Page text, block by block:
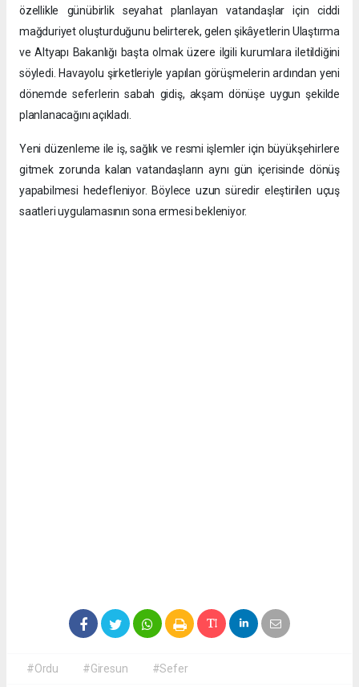
özellikle günübirlik seyahat planlayan vatandaşlar için ciddi
mağduriyet oluşturduğunu belirterek, gelen şikâyetlerin Ulaştırma
ve Altyapı Bakanlığı başta olmak üzere ilgili kurumlara iletildiğini
söyledi. Havayolu şirketleriyle yapılan görüşmelerin ardından yeni
dönemde seferlerin sabah gidiş, akşam dönüşe uygun şekilde
planlanacağını açıkladı.
Yeni düzenleme ile iş, sağlık ve resmi işlemler için büyükşehirlere
gitmek zorunda kalan vatandaşların aynı gün içerisinde dönüş
yapabilmesi hedefleniyor. Böylece uzun süredir eleştirilen uçuş
saatleri uygulamasının sona ermesi bekleniyor.
#Ordu #Giresun #Sefer